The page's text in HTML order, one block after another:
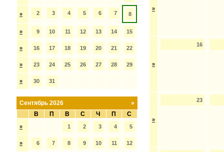
» 2 3 4 5 6 7 8
» 9 10 11 12 13 14 15
» 16 17 18 19 20 21 22
» 23 24 25 26 27 28 29
» 30 31
»
Сентябрь 2026
В
П В С Ч П С
» 1 2 3 4 5
» 6 7 8 9 10 11 12
»
»
16
»
23